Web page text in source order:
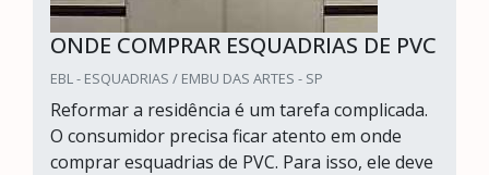
ONDE COMPRAR ESQUADRIAS DE PVC
EBL - ESQUADRIAS / EMBU DAS ARTES - SP
Reformar a residência é um tarefa complicada.
O consumidor precisa ficar atento em onde
comprar esquadrias de PVC. Para isso, ele deve